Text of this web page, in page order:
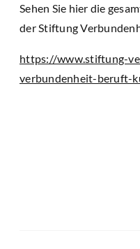
Sehen Sie hier die
der Stiftung
https://www.stiftung-
verbundenheit-beruft-